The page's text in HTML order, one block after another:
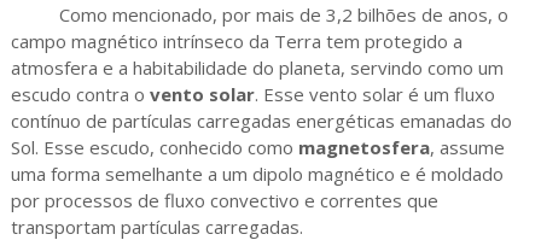
Como mencionado, por mais de 3,2 bilhões de anos, o
campo magnético intrínseco da Terra tem protegido a
atmosfera e a habitabilidade do planeta, servindo como um
escudo contra o vento solar. Esse vento solar é um fluxo
contínuo de partículas carregadas energéticas emanadas do
Sol. Esse escudo, conhecido como magnetosfera, assume
uma forma semelhante a um dipolo magnético e é moldado
por processos de fluxo convectivo e correntes que
transportam partículas carregadas.